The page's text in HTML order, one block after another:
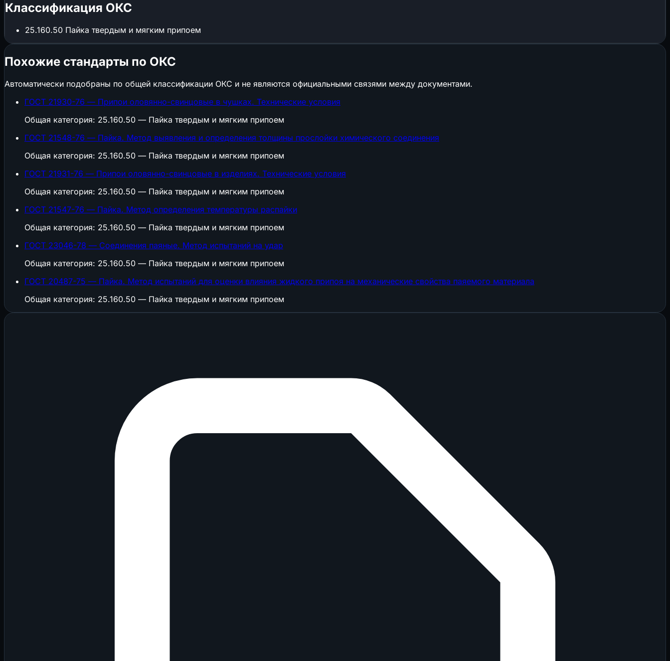
Классификация ОКС
25.160.50 Пайка твердым и мягким припоем
Похожие стандарты по ОКС
Автоматически подобраны по общей классификации ОКС и не являются официальными связями между документами.
ГОСТ 21930-76 — Припои оловянно-свинцовые в чушках. Технические условия
Общая категория: 25.160.50 — Пайка твердым и мягким припоем
ГОСТ 21548-76 — Пайка. Метод выявления и определения толщины прослойки химического соединения
Общая категория: 25.160.50 — Пайка твердым и мягким припоем
ГОСТ 21931-76 — Припои оловянно-свинцовые в изделиях. Технические условия
Общая категория: 25.160.50 — Пайка твердым и мягким припоем
ГОСТ 21547-76 — Пайка. Метод определения температуры распайки
Общая категория: 25.160.50 — Пайка твердым и мягким припоем
ГОСТ 23046-78 — Соединения паяные. Метод испытаний на удар
Общая категория: 25.160.50 — Пайка твердым и мягким припоем
ГОСТ 20487-75 — Пайка. Метод испытаний для оценки влияния жидкого припоя на механические свойства паяемого материала
Общая категория: 25.160.50 — Пайка твердым и мягким припоем